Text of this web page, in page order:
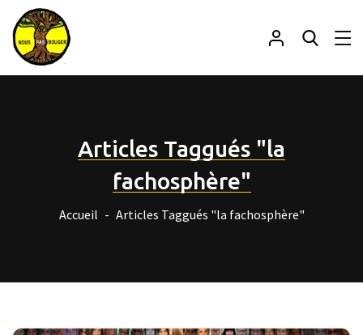
Articles Taggués "la
fachosphère"
Accueil Articles Taggués "la fachosphère"